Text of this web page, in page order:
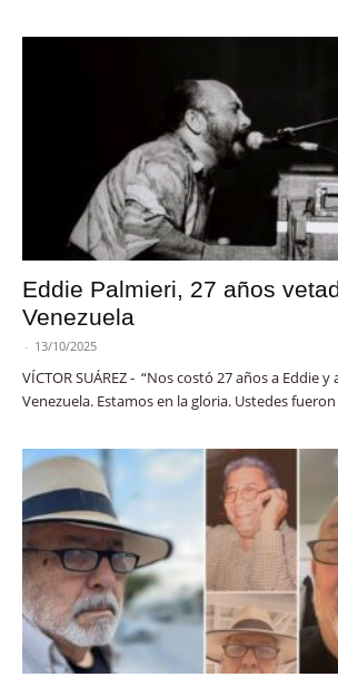
Eddie Palmieri, 27 años
Venezuela
- 13/10/2025
VÍCTOR SUÁREZ - “Nos costó 27 años a Eddie
Venezuela. Estamos en la gloria. Ustedes